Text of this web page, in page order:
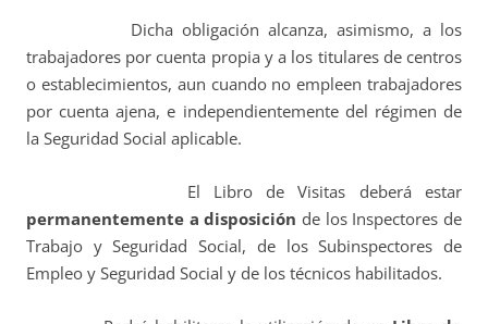
Dicha obligación alcanza, asimismo, a los
trabajadores por cuenta propia y a los titulares de centros
o establecimientos, aun cuando no empleen trabajadores
por cuenta ajena, e independientemente del régimen de
la Seguridad Social aplicable.
El Libro de Visitas deberá estar
permanentemente a disposición de los Inspectores de
Trabajo y Seguridad Social, de los Subinspectores de
Empleo y Seguridad Social y de los técnicos habilitados.